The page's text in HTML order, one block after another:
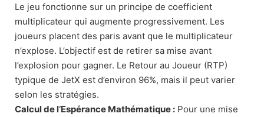
Le jeu fonctionne sur un principe de coefficient
multiplicateur qui augmente progressivement. Les
joueurs placent des paris avant que le multiplicateur
n’explose. L’objectif est de retirer sa mise avant
l’explosion pour gagner. Le Retour au Joueur (RTP)
typique de JetX est d’environ 96%, mais il peut varier
selon les stratégies.
Calcul de l’Espérance Mathématique : Pour une mise